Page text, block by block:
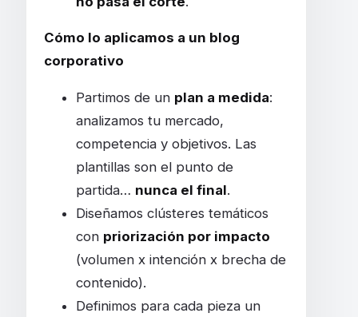
Cómo lo aplicamos a un blog
corporativo
Partimos de un plan a medida:
analizamos tu mercado,
competencia y objetivos. Las
plantillas son el punto de
partida… nunca el final.
Diseñamos clústeres temáticos
con priorización por impacto
(volumen x intención x brecha de
contenido).
Definimos para cada pieza un